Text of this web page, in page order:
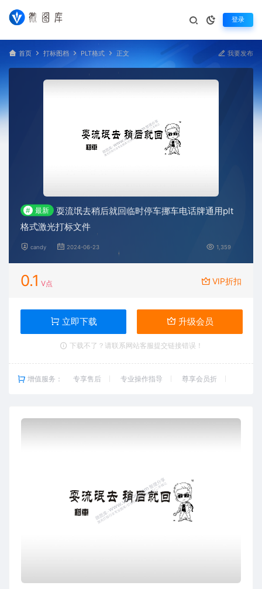
登录
首页 打标图档 PLT格式 正文 我要发布
# 最新
耍流氓去稍后就回临时停车挪车电话牌通用plt
格式激光打标文件
candy 2024-06-23 1,359
0.1 V点 VIP折扣
立即下载 升级会员
下载不了？请联系网站客服提交链接错误！
增值服务： 专享售后 专业操作指导 尊享会员折